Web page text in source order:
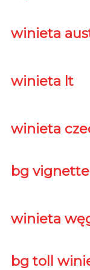
winieta
winieta lt
winieta
bg
winieta
bg toll